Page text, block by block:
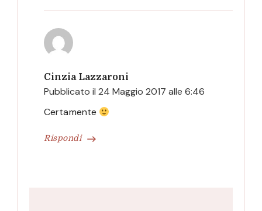
Cinzia Lazzaroni
Pubblicato il 24 Maggio 2017 alle 6:46
Rispondi
Certamente